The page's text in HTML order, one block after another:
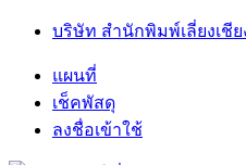
Skip
navigation
Skip
บริษัท สำนักพิมพ์เลี่ยงเชี
แผนที่
เช็คพัสดุ
ลงชื่อเข้าใช้